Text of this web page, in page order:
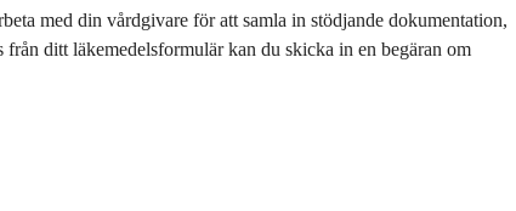
med din vårdgivare för att samla in stödjande dokumentation,
ditt läkemedelsformulär kan du skicka in en begäran om